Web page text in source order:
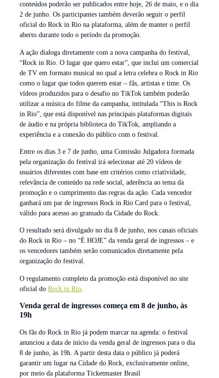
conteúdos poderão ser publicados entre hoje, 26 de maio, e o dia
2 de junho. Os participantes também deverão seguir o perfil
oficial do Rock in Rio na plataforma, além de manter o perfil
aberto durante todo o período da promoção.
A ação dialoga diretamente com a nova campanha do festival,
“Rock in Rio. O lugar que quero estar”, que inclui um comercial
de TV em formato musical no qual a letra celebra o Rock in Rio
como o lugar que todos querem estar – fãs, artistas e time. Os
vídeos produzidos para o desafio no TikTok também poderão
utilizar a música do filme da campanha, intitulada “This is Rock
in Rio”, que está disponível nas principais plataformas digitais
de áudio e na própria biblioteca do TikTok, ampliando a
experiência e a conexão do público com o festival.
Entre os dias 3 e 7 de junho, uma Comissão Julgadora formada
pela organização do festival irá selecionar até 20 vídeos de
usuários diferentes com base em critérios como criatividade,
relevância de conteúdo na rede social, aderência ao tema da
promoção e o cumprimento das regras da ação. Cada vencedor
ganhará um par de ingressos Rock in Rio Card para o festival,
válido para acesso ao gramado da Cidade do Rock.
O resultado será divulgado no dia 8 de junho, nos canais oficiais
do Rock in Rio – no “É HOJE” da venda geral de ingressos – e
os vencedores também serão comunicados diretamente pela
organização do festival.
O regulamento completo da promoção está disponível no site
oficial do Rock in Rio
Venda geral de ingressos começa em 8 de junho, às
19h
Os fãs do Rock in Rio já podem marcar na agenda: o festival
anunciou a data de início da venda geral de ingressos para o dia
8 de junho, às 19h. A partir desta data o público já poderá
garantir um lugar na Cidade do Rock, exclusivamente online,
por meio da plataforma Ticketmaster Brasil